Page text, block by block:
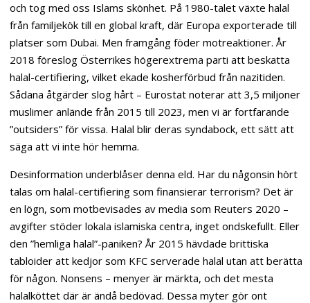
och tog med oss ​​Islams skönhet. På 1980-talet växte halal
från familjekök till en global kraft, där Europa exporterade till
platser som Dubai. Men framgång föder motreaktioner. År
2018 föreslog Österrikes högerextrema parti att beskatta
halal-certifiering, vilket ekade kosherförbud från nazitiden.
Sådana åtgärder slog hårt – Eurostat noterar att 3,5 miljoner
muslimer anlände från 2015 till 2023, men vi är fortfarande
”outsiders” för vissa. Halal blir deras syndabock, ett sätt att
säga att vi inte hör hemma.
Desinformation underblåser denna eld. Har du någonsin hört
talas om halal-certifiering som finansierar terrorism? Det är
en lögn, som motbevisades av media som Reuters 2020 –
avgifter stöder lokala islamiska centra, inget ondskefullt. Eller
den ”hemliga halal”-paniken? År 2015 hävdade brittiska
tabloider att kedjor som KFC serverade halal utan att berätta
för någon. Nonsens – menyer är märkta, och det mesta
halalköttet där är ändå bedövad. Dessa myter gör ont